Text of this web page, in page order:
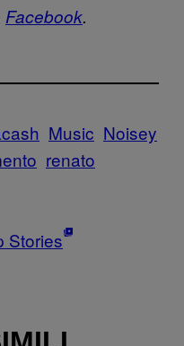
Facebook.
Music Noisey
renato
Stories